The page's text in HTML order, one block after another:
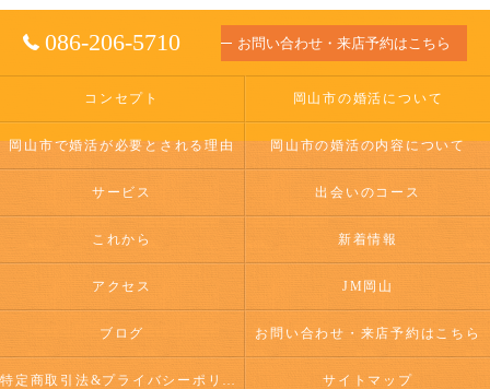
086-206-5710 お問い合わせ・来店予約はこちら
コンセプト 岡山市の婚活について
岡山市で婚活が必要とされる理由 岡山市の婚活の内容について
サービス 出会いのコース
これから 新着情報
アクセス JM岡山
ブログ お問い合わせ・来店予約はこちら
特定商取引法&プライバシーポリシー サイトマップ